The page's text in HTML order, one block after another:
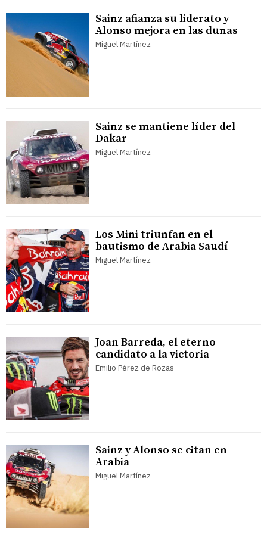
Sainz afianza su liderato y
Alonso mejora en las dunas
Miguel Martínez
Sainz se mantiene líder del
Dakar
Miguel Martínez
Los Mini triunfan en el
bautismo de Arabia Saudí
Miguel Martínez
Joan Barreda, el eterno
candidato a la victoria
Emilio Pérez de Rozas
Sainz y Alonso se citan en
Arabia
Miguel Martínez